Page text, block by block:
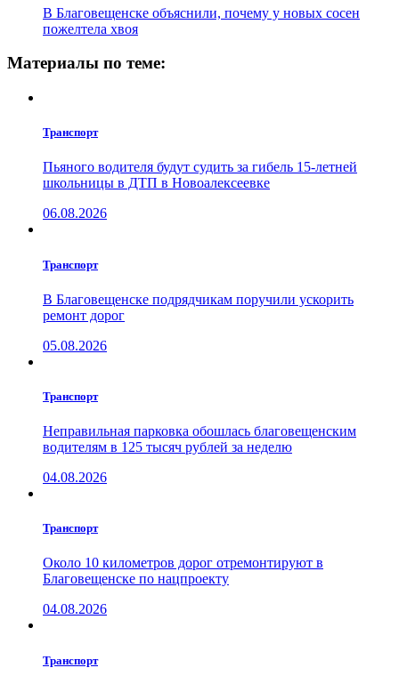
В Благовещенске объяснили, почему у новых сосен
пожелтела хвоя
Материалы по теме:
Транспорт
Пьяного водителя будут судить за гибель 15-летней
школьницы в ДТП в Новоалексеевке
06.08.2026
Транспорт
В Благовещенске подрядчикам поручили ускорить
ремонт дорог
05.08.2026
Транспорт
Неправильная парковка обошлась благовещенским
водителям в 125 тысяч рублей за неделю
04.08.2026
Транспорт
Около 10 километров дорог отремонтируют в
Благовещенске по нацпроекту
04.08.2026
Транспорт